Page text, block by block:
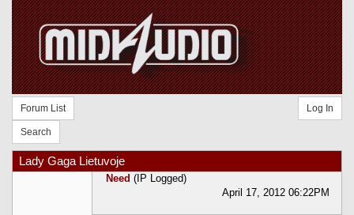
Forum List
Search
Log In
Lady Gaga Lietuvoje
Need (IP Logged)
April 17, 2012 06:22PM